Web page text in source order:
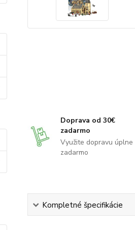
Doprava od 30€
zadarmo
Využite dopravu úplne
zadarmo
Kompletné špecifikácie